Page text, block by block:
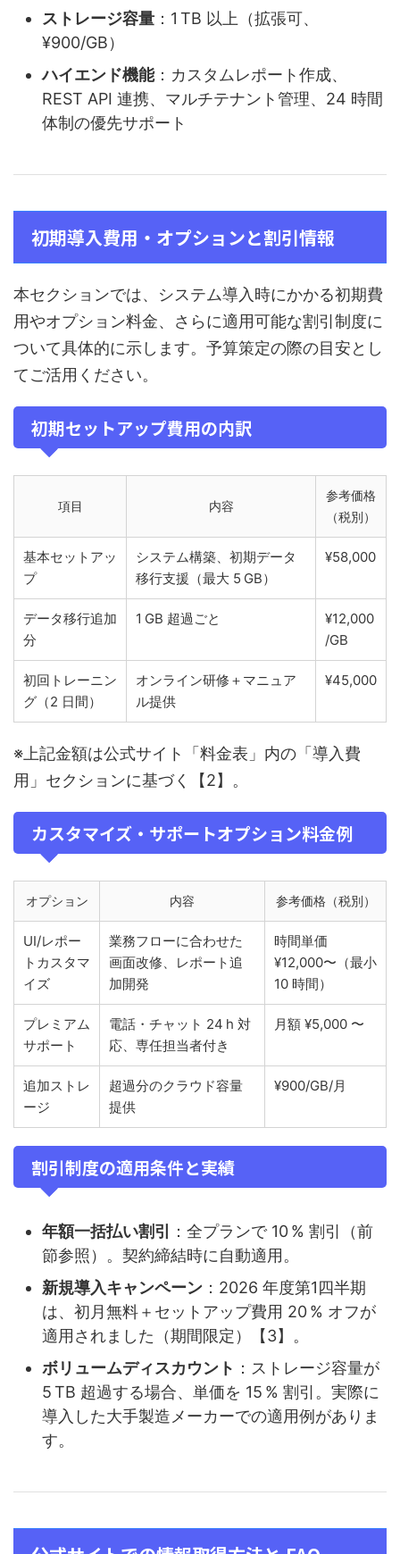
ストレージ容量 ：1 TB 以上（拡張可、
¥900/GB）
ハイエンド機能：カスタムレポート作成、
REST API 連携、マルチテナント管理、24 時間
体制の優先サポート
初期導入費用・オプションと割引情報
本セクションでは、システム導入時にかかる初期費
用やオプション料金、さらに適用可能な割引制度に
ついて具体的に示します。予算策定の際の目安とし
てご活用ください。
初期セットアップ費用の内訳
項目 内容
参考価格
（税別）
基本セットアッ
プ
システム構築、初期データ
移行支援（最大 5 GB）
¥58,000
データ移行追加
分
1 GB 超過ごと
¥12,000
/GB
初回トレーニン
グ（2 日間）
オンライン研修＋マニュア
ル提供
¥45,000
※上記金額は公式サイト「料金表」内の「導入費
用」セクションに基づく【2】。
カスタマイズ・サポートオプション料金例
オプション 内容 参考価格（税別）
UI/レポー
トカスタマ
イズ
業務フローに合わせた
画面改修、レポート追
加開発
時間単価
¥12,000〜（最小
10 時間）
プレミアム
サポート
電話・チャット 24 h 対
応、専任担当者付き
月額 ¥5,000 〜
追加ストレ
ージ
超過分のクラウド容量
提供
¥900/GB/月
割引制度の適用条件と実績
年額一括払い割引 ：全プランで 10 % 割引（前
節参照）。契約締結時に自動適用。
新規導入キャンペーン ：2026 年度第1四半期
は、初月無料＋セットアップ費用 20 % オフが
適用されました（期間限定）【3】。
ボリュームディスカウント ：ストレージ容量が
5 TB 超過する場合、単価を 15 % 割引。実際に
導入した大手製造メーカーでの適用例がありま
す。